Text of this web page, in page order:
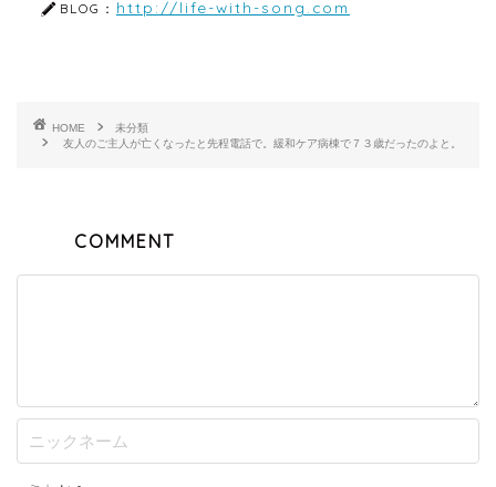
BLOG： http://life-with-song.com
HOME
未分類
友人のご主人が亡くなったと先程電話で。緩和ケア病棟で７３歳だったのよと。
COMMENT